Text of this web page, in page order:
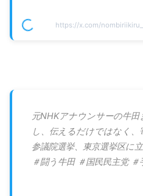
https://x.com/
元NHKアナウンサーの牛田
し、伝えるだけではなく
参議院選挙、東京選挙区に
＃闘う牛田 ＃国民民主党